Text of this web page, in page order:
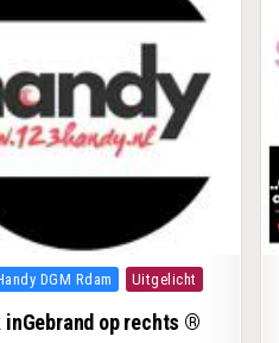
in DGM Rdam Uitgelicht
inGebrand op rechts ®